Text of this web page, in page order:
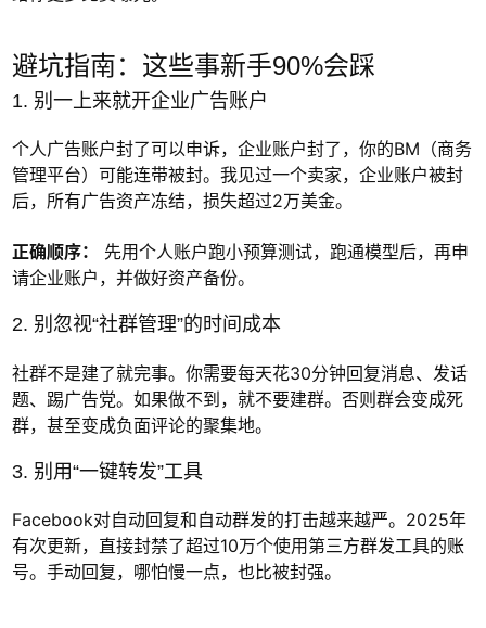
避坑指南：这些事新手90%会踩
1. 别一上来就开企业广告账户
个人广告账户封了可以申诉，企业账户封了，你的BM（商务
管理平台）可能连带被封。我见过一个卖家，企业账户被封
后，所有广告资产冻结，损失超过2万美金。
正确顺序：
先用个人账户跑小预算测试，跑通模型后，再申
请企业账户，并做好资产备份。
2. 别忽视“社群管理”的时间成本
社群不是建了就完事。你需要每天花30分钟回复消息、发话
题、踢广告党。如果做不到，就不要建群。否则群会变成死
群，甚至变成负面评论的聚集地。
3. 别用“一键转发”工具
Facebook对自动回复和自动群发的打击越来越严。2025年
有次更新，直接封禁了超过10万个使用第三方群发工具的账
号。手动回复，哪怕慢一点，也比被封强。